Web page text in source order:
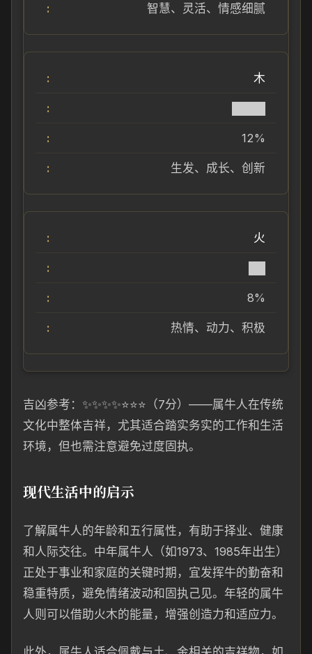
智慧、灵活、情感细腻
木
12%
生发、成长、创新
火
8%
热情、动力、积极
吉凶参考：✨✨✨✨⭐⭐⭐（7分）——属牛人在传统
文化中整体吉祥，尤其适合踏实务实的工作和生活
环境，但也需注意避免过度固执。
现代生活中的启示
了解属牛人的年龄和五行属性，有助于择业、健康
和人际交往。中年属牛人（如1973、1985年出生）
正处于事业和家庭的关键时期，宜发挥牛的勤奋和
稳重特质，避免情绪波动和固执己见。年轻的属牛
人则可以借助火木的能量，增强创造力和适应力。